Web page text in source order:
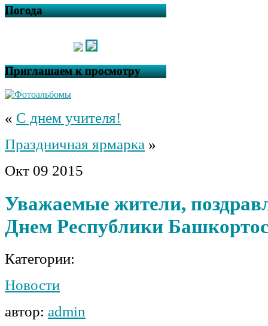
Погода
Приглашаем к просмотру
« С днем учителя!
Праздничная ярмарка »
Окт 09 2015
Уважаемые жители,
Днем Республики
Категории:
Новости
автор: admin